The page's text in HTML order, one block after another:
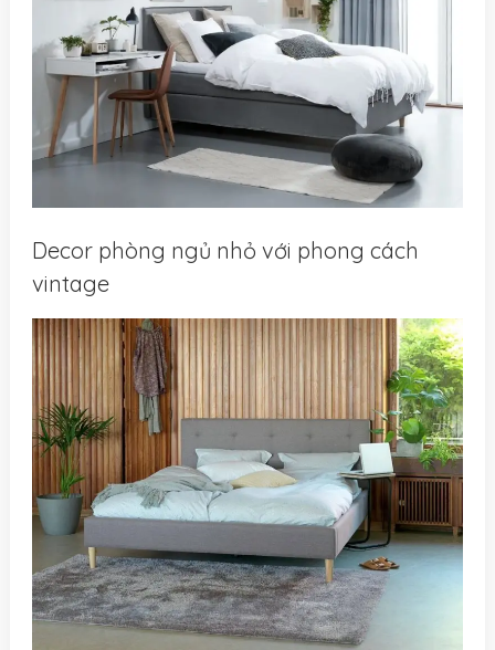
Decor phòng ngủ nhỏ với phong cách
vintage